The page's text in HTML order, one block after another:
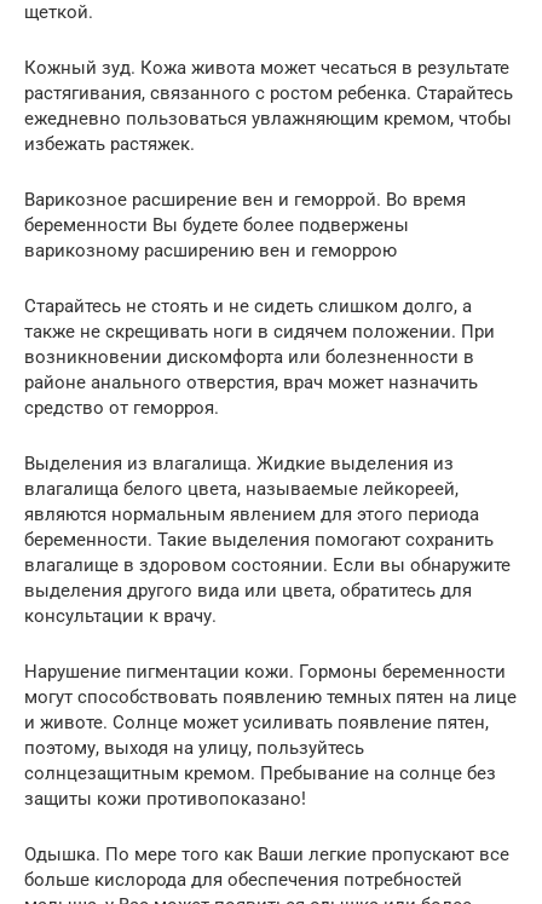
щеткой.
Кожный зуд. Кожа живота может чесаться в результате
растягивания, связанного с ростом ребенка. Старайтесь
ежедневно пользоваться увлажняющим кремом, чтобы
избежать растяжек.
Варикозное расширение вен и геморрой. Во время
беременности Вы будете более подвержены
варикозному расширению вен и геморрою
Старайтесь не стоять и не сидеть слишком долго, а
также не скрещивать ноги в сидячем положении. При
возникновении дискомфорта или болезненности в
районе анального отверстия, врач может назначить
средство от геморроя.
Выделения из влагалища. Жидкие выделения из
влагалища белого цвета, называемые лейкореей,
являются нормальным явлением для этого периода
беременности. Такие выделения помогают сохранить
влагалище в здоровом состоянии. Если вы обнаружите
выделения другого вида или цвета, обратитесь для
консультации к врачу.
Нарушение пигментации кожи. Гормоны беременности
могут способствовать появлению темных пятен на лице
и животе. Солнце может усиливать появление пятен,
поэтому, выходя на улицу, пользуйтесь
солнцезащитным кремом. Пребывание на солнце без
защиты кожи противопоказано!
Одышка. По мере того как Ваши легкие пропускают все
больше кислорода для обеспечения потребностей